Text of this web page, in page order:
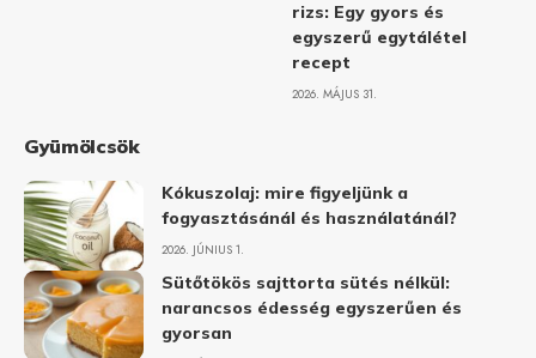
rizs: Egy gyors és
egyszerű egytálétel
recept
2026. MÁJUS 31.
Gyümölcsök
Kókuszolaj: mire figyeljünk a
fogyasztásánál és használatánál?
2026. JÚNIUS 1.
Sütőtökös sajttorta sütés nélkül:
narancsos édesség egyszerűen és
gyorsan